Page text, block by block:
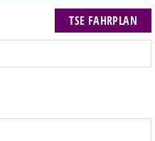
TSE FAHRPLAN